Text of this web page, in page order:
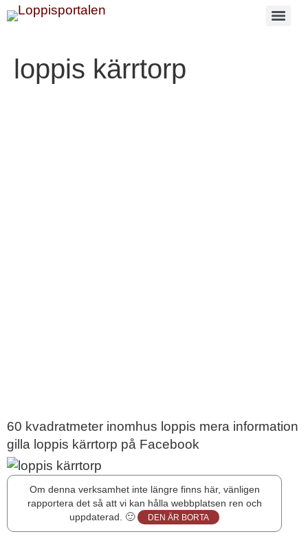
loppis kärrtorp
60 kvadratmeter inomhus loppis mera information
gilla loppis kärrtorp på Facebook
Om denna verksamhet inte längre finns här, vänligen
rapportera det så att vi kan hålla webbplatsen ren och
uppdaterad. 🙂
DEN ÄR BORTA